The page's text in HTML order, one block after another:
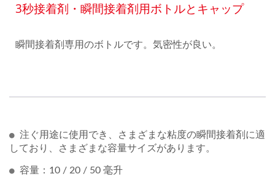
3秒接着剤・瞬間接着剤用ボトルとキャップ
瞬間接着剤専用のボトルです。気密性が良い。
注ぐ用途に使用でき、さまざまな粘度の瞬間接着剤に適
しており、さまざまな容量サイズがあります。
容量：10 / 20 / 50 毫升